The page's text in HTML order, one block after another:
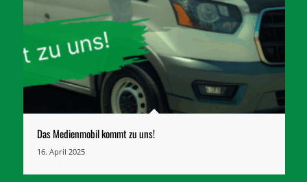
Das Medienmobil kommt zu uns!
16. April 2025